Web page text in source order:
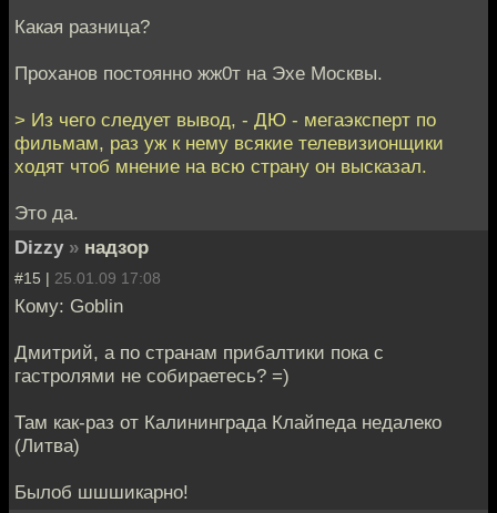
Какая разница?
Проханов постоянно жж0т на Эхе Москвы.
> Из чего следует вывод, - ДЮ - мегаэксперт по
фильмам, раз уж к нему всякие телевизионщики
ходят чтоб мнение на всю страну он высказал.
Это да.
Dizzy » надзор
#15 | 25.01.09 17:08
Кому: Goblin
Дмитрий, а по странам прибалтики пока с
гастролями не собираетесь? =)
Там как-раз от Калининграда Клайпеда недалеко
(Литва)
Былоб шшшикарно!